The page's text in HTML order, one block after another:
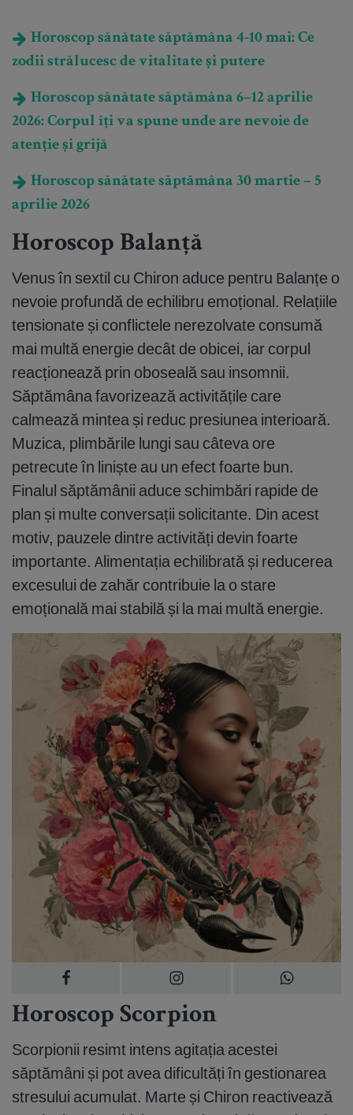
Horoscop sănătate săptămâna 4-10 mai: Ce
zodii strălucesc de vitalitate și putere
Horoscop sănătate săptămâna 6–12 aprilie
2026: Corpul îți va spune unde are nevoie de
atenție și grijă
Horoscop sănătate săptămâna 30 martie – 5
aprilie 2026
Horoscop Balanță
Venus în sextil cu Chiron aduce pentru Balanțe o
nevoie profundă de echilibru emoțional. Relațiile
tensionate și conflictele nerezolvate consumă
mai multă energie decât de obicei, iar corpul
reacționează prin oboseală sau insomnii.
Săptămâna favorizează activitățile care
calmează mintea și reduc presiunea interioară.
Muzica, plimbările lungi sau câteva ore
petrecute în liniște au un efect foarte bun.
Finalul săptămânii aduce schimbări rapide de
plan și multe conversații solicitante. Din acest
motiv, pauzele dintre activități devin foarte
importante. Alimentația echilibrată și reducerea
excesului de zahăr contribuie la o stare
emoțională mai stabilă și la mai multă energie.
Horoscop Scorpion
Scorpionii resimt intens agitația acestei
săptămâni și pot avea dificultăți în gestionarea
stresului acumulat. Marte și Chiron reactivează